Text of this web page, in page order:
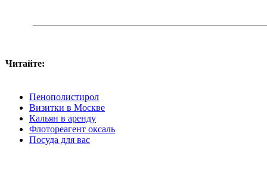
Читайте:
Пенополистирол
Визитки в Москве
Кальян в аренду
Флотореагент оксаль
Посуда для вас